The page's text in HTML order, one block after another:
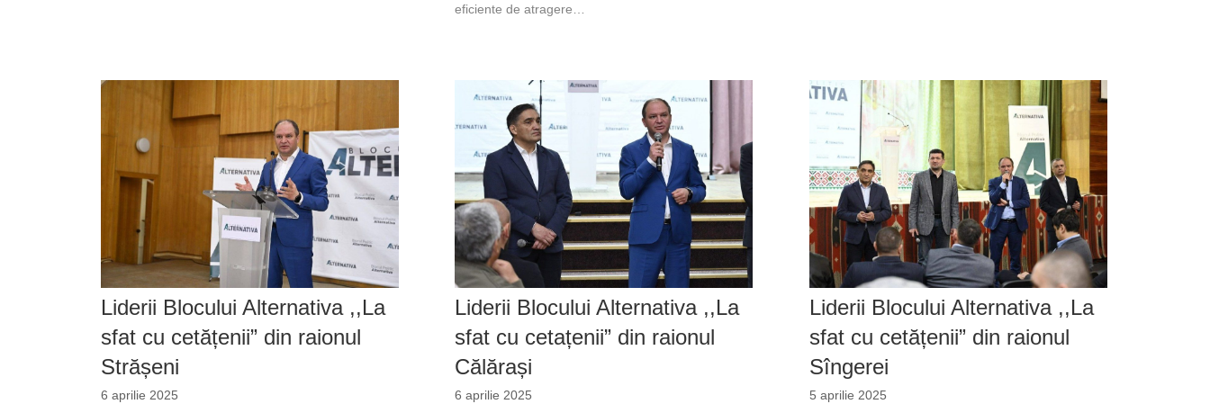
eficiente de atragere…
Liderii Blocului Alternativa ,,La
sfat cu cetățenii” din raionul
Strășeni
6 aprilie 2025
Liderii Blocului Alternativa ,,La
sfat cu cetațenii” din raionul
Călărași
6 aprilie 2025
Liderii Blocului Alternativa ,,La
sfat cu cetățenii” din raionul
Sîngerei
5 aprilie 2025